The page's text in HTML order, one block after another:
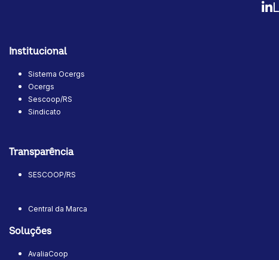
Institucional
Sistema Ocergs
Ocergs
Sescoop/RS
Sindicato
Transparência
SESCOOP/RS
Central da Marca
Soluções
AvaliaCoop